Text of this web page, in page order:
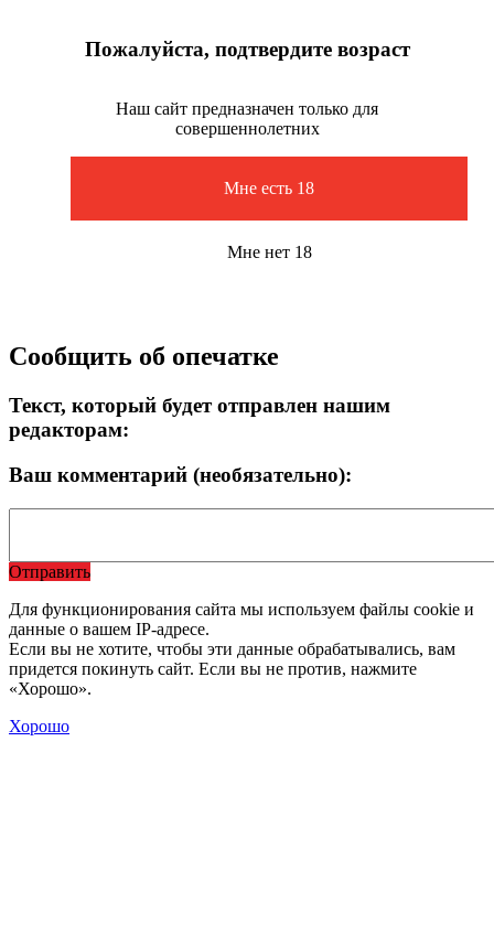
Пожалуйста, подтвердите возраст
Наш сайт предназначен только для
совершеннолетних
Мне есть 18
Мне нет 18
Сообщить об опечатке
Текст, который будет отправлен нашим
редакторам:
Ваш комментарий (необязательно):
Отправить
Для функционирования сайта мы используем файлы cookie и
данные о вашем IP-адресе.
Если вы не хотите, чтобы эти данные обрабатывались, вам
придется покинуть сайт. Если вы не против, нажмите
«Хорошо».
Хорошо